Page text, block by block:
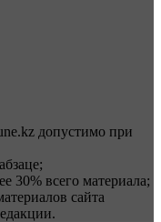
допустимо при
30% всего материала;
сайта